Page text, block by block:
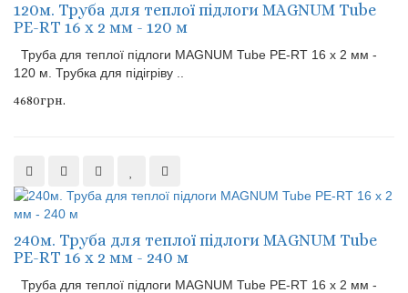
120м. Труба для теплої підлоги MAGNUM Tube
PE-RT 16 x 2 мм - 120 м
Труба для теплої підлоги MAGNUM Tube PE-RT 16 x 2 мм -
120 м. Трубка для підігріву ..
4680грн.
240м. Труба для теплої підлоги MAGNUM Tube
PE-RT 16 x 2 мм - 240 м
Труба для теплої підлоги MAGNUM Tube PE-RT 16 x 2 мм -